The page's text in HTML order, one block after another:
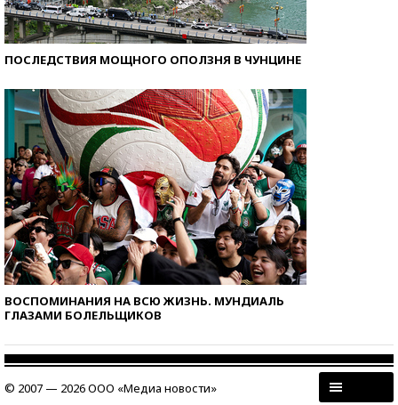
ПОСЛЕДСТВИЯ МОЩНОГО ОПОЛЗНЯ В ЧУНЦИНЕ
ВОСПОМИНАНИЯ НА ВСЮ ЖИЗНЬ. МУНДИАЛЬ
ГЛАЗАМИ БОЛЕЛЬЩИКОВ
© 2007 — 2026 ООО «Медиа новости»